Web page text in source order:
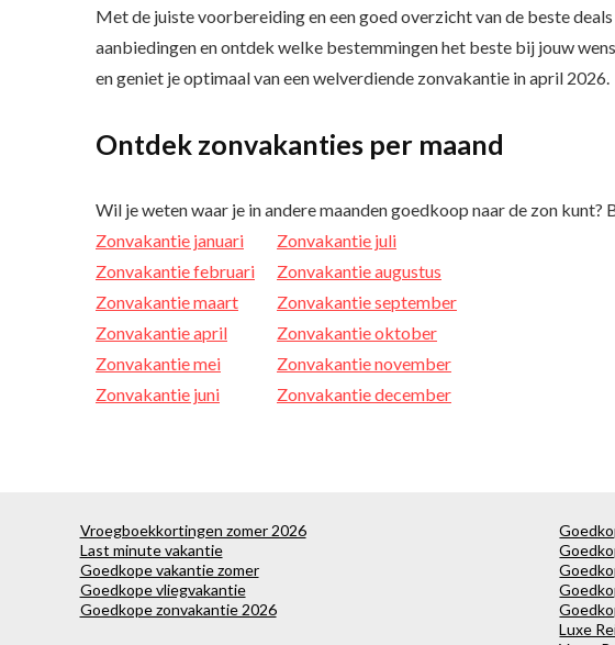
Met de juiste voorbereiding en een goed overzicht van de beste
aanbiedingen en ontdek welke bestemmingen het beste bij jouw
en geniet je optimaal van een welverdiende zonvakantie in april 2026.
Ontdek zonvakanties per maand
Wil je weten waar je in andere maanden goedkoop naar de zon kunt?
Zonvakantie januari
Zonvakantie februari
Zonvakantie maart
Zonvakantie april
Zonvakantie mei
Zonvakantie juni
Zonvakantie juli
Zonvakantie augustus
Zonvakantie september
Zonvakantie oktober
Zonvakantie november
Zonvakantie december
Vroegboekkortingen zomer 2026
Last minute vakantie
Goedkope vakantie zomer
Goedkope vliegvakantie
Goedkope zonvakantie 2026
Luxe